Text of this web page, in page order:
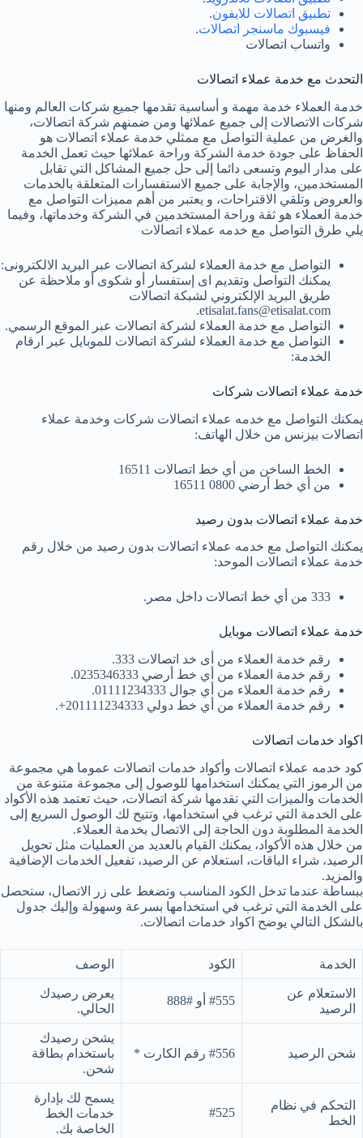
تطبيق اتصالات للايفون.
فيسبوك ماسنجر اتصالات.
واتساب اتصالات
التحدث مع خدمة عملاء اتصالات
خدمة العملاء خدمة مهمة و أساسية تقدمها جميع شركات العالم ومنها
شركات الاتصالات إلى جميع عملائها ومن ضمنهم شركة اتصالات،
والغرض من عملية التواصل مع ممثلي خدمة عملاء اتصالات هو
الحفاظ على جودة خدمة الشركة وراحة عملائها حيث تعمل الخدمة
على مدار اليوم وتسعى دائما إلى حل جميع المشاكل التي تقابل
المستخدمين، والإجابة على جميع الاستفسارات المتعلقة بالخدمات
والعروض وتلقي الاقتراحات، و يعتبر من أهم مميزات التواصل مع
خدمة العملاء هو ثقة وراحة المستخدمين في الشركة وخدماتها، وفيما
يلي طرق التواصل مع خدمه عملاء اتصالات
التواصل مع خدمة العملاء لشركة اتصالات عبر البريد الالكترونى:
يمكنك التواصل وتقديم اى إستفسار أو شكوى أو ملاحظة عن
طريق البريد الإلكتروني لشبكة اتصالات
etisalat.fans@etisalat.com.
التواصل مع خدمة العملاء لشركة اتصالات عبر الموقع الرسمي.
التواصل مع خدمة العملاء لشركة اتصالات للموبايل عبر ارقام
الخدمة:
خدمة عملاء اتصالات شركات
يمكنك التواصل مع خدمه عملاء اتصالات شركات وخدمة عملاء
اتصالات بيزنس من خلال الهاتف:
الخط الساخن من أي خط اتصالات 16511
من أي خط أرضي 0800 16511
خدمة عملاء اتصالات بدون رصيد
يمكنك التواصل مع خدمه عملاء اتصالات بدون رصيد من خلال رقم
خدمة عملاء اتصالات الموحد:
333 من أي خط اتصالات داخل مصر.
خدمة عملاء اتصالات موبايل
رقم خدمة العملاء من أى خد اتصالات 333.
رقم خدمة العملاء من أي خط أرضي 0235346333.
رقم خدمة العملاء من أي جوال 01111234333.
رقم خدمة العملاء من أي خط دولي 201111234333+.
اكواد خدمات اتصالات
كود خدمه عملاء اتصالات وأكواد خدمات اتصالات عموما هي مجموعة
من الرموز التي يمكنك استخدامها للوصول إلى مجموعة متنوعة من
الخدمات والميزات التي تقدمها شركة اتصالات، حيث تعتمد هذه الأكواد
على الخدمة التي ترغب في استخدامها، وتتيح لك الوصول السريع إلى
الخدمة المطلوبة دون الحاجة إلى الاتصال بخدمة العملاء.
من خلال هذه الأكواد، يمكنك القيام بالعديد من العمليات مثل تحويل
الرصيد، شراء الباقات، استعلام عن الرصيد، تفعيل الخدمات الإضافية
والمزيد.
ببساطة عندما تدخل الكود المناسب وتضغط على زر الاتصال، ستحصل
على الخدمة التي ترغب في استخدامها بسرعة وسهولة وإليك جدول
بالشكل التالي يوضح اكواد خدمات اتصالات.
الخدمة الكود الوصف
الاستعلام عن
الرصيد
#555 أو #888
يعرض رصيدك
الحالي.
شحن الرصيد #556 رقم الكارت *
يشحن رصيدك
باستخدام بطاقة
شحن.
التحكم في نظام
الخط
#525
يسمح لك بإدارة
خدمات الخط
الخاصة بك.